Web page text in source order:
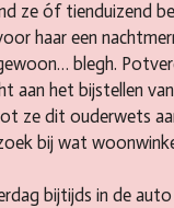
ze óf tienduizend
haar een
blegh.
aan het bijstellen
ze dit ouderwets
bij wat
bijtijds in de